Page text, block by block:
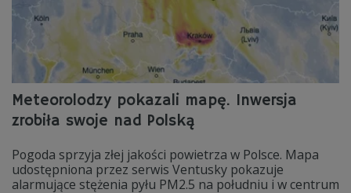
Meteorolodzy pokazali mapę. Inwersja
zrobiła swoje nad Polską
Pogoda sprzyja złej jakości powietrza w Polsce. Mapa
udostępniona przez serwis Ventusky pokazuje
alarmujące stężenia pyłu PM2.5 na południu i w centrum